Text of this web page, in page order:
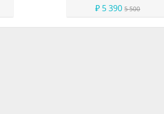
система
₽ 5 3905 500